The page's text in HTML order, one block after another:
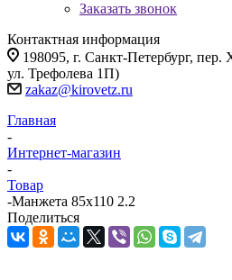
Заказать звонок
Контактная информация
198095, г. Санкт-Петербург,
ул. Трефолева 1П)
zakaz@kirovetz.ru
Главная
-
Интернет-магазин
-
Товар
-Манжета 85х110 2.2
Поделиться